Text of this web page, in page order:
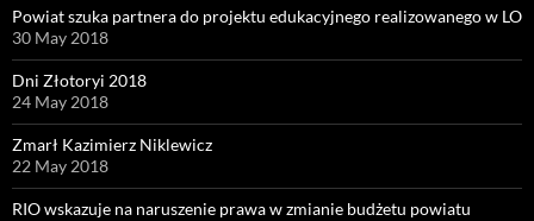
Powiat szuka partnera do projektu edukacyjnego realizowanego w LO
30 May 2018
Dni Złotoryi 2018
24 May 2018
Zmarł Kazimierz Niklewicz
22 May 2018
RIO wskazuje na naruszenie prawa w zmianie budżetu powiatu